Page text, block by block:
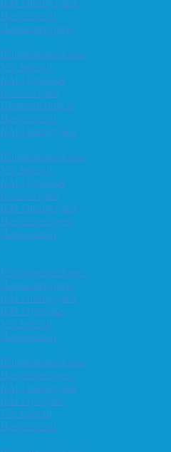
Høst-konrad
Høstturneringen
Klubbmesterskapet
Vår-konrad
KM i lynsjakk
Dobbeltsjakk
Høstturneringen
Høst-konrad
KM i hurtigsjakk
Klubbmesterskapet
Vår-konrad
KM i lynsjakk
Dobbeltsjakk
KM i hurtigsjakk
Høstturneringen
Høst-konrad
Klubbmesterskapet
Høstturneringen
KM i hurtigsjakk
KM i lynsjakk
Vår-konrad
Høst-konrad
Klubbmesterskapet
Høstturneringen
KM i hurtigsjakk
KM i lynsjakk
Vår-konrad
Høst-konrad